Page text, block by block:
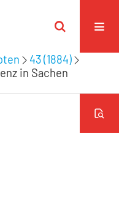
43 (1884)
in Sachen